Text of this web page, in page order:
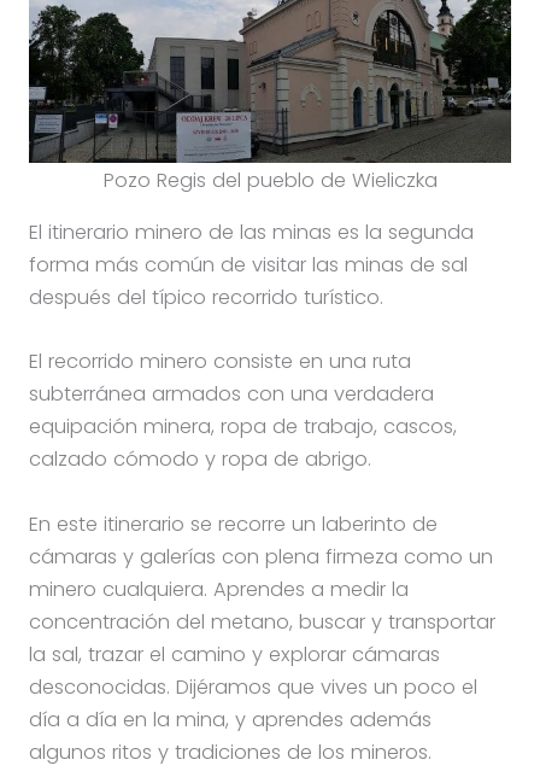
Pozo Regis del pueblo de Wieliczka
El itinerario minero de las minas es la segunda
forma más común de visitar las minas de sal
después del típico recorrido turístico.
El recorrido minero consiste en una ruta
subterránea armados con una verdadera
equipación minera, ropa de trabajo, cascos,
calzado cómodo y ropa de abrigo.
En este itinerario se recorre un laberinto de
cámaras y galerías con plena firmeza como un
minero cualquiera. Aprendes a medir la
concentración del metano, buscar y transportar
la sal, trazar el camino y explorar cámaras
desconocidas. Dijéramos que vives un poco el
día a día en la mina, y aprendes además
algunos ritos y tradiciones de los mineros.